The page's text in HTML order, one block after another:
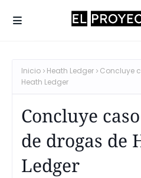
Inicio Heath Ledger
Concluye
Heath Ledger
Concluye
de drogas de
Ledger